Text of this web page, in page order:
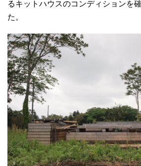
るキットハウスのコンディションを
た。